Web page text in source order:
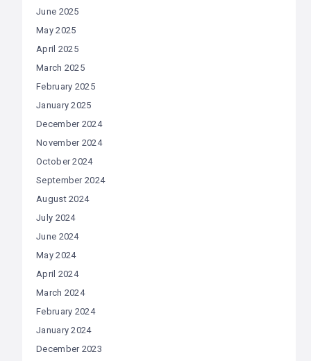
June 2025
May 2025
April 2025
March 2025
February 2025
January 2025
December 2024
November 2024
October 2024
September 2024
August 2024
July 2024
June 2024
May 2024
April 2024
March 2024
February 2024
January 2024
December 2023